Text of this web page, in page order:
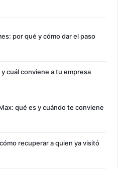
por qué y cómo dar el paso
y cuál conviene a tu empresa
qué es y cuándo te conviene
recuperar a quien ya visitó